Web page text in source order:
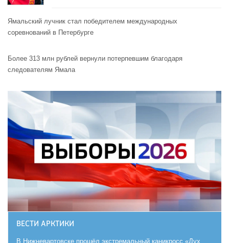
Ямальский лучник стал победителем международных
соревнований в Петербурге
Более 313 млн рублей вернули потерпевшим благодаря
следователям Ямала
ВЕСТИ АРКТИКИ
В Нижневартовске прошёл экстремальный каникросс «Дух